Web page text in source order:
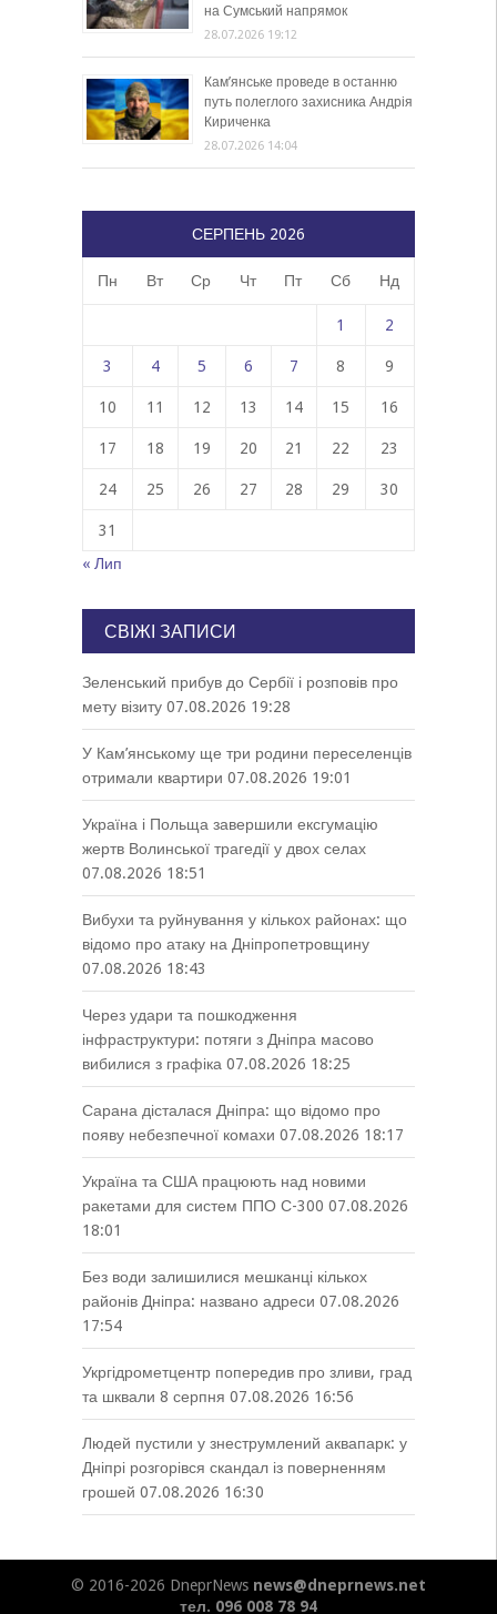
на Сумський напрямок
28.07.2026 19:12
Кам’янське проведе в останню
путь полеглого захисника Андрія
Кириченка
28.07.2026 14:04
СЕРПЕНЬ 2026
Пн Вт Ср Чт Пт Сб Нд
1 2
3 4 5 6 7 8 9
10 11 12 13 14 15 16
17 18 19 20 21 22 23
24 25 26 27 28 29 30
31
« Лип
СВІЖІ ЗАПИСИ
Зеленський прибув до Сербії і розповів про
мету візиту 07.08.2026 19:28
У Кам’янському ще три родини переселенців
отримали квартири 07.08.2026 19:01
Україна і Польща завершили ексгумацію
жертв Волинської трагедії у двох селах
07.08.2026 18:51
Вибухи та руйнування у кількох районах: що
відомо про атаку на Дніпропетровщину
07.08.2026 18:43
Через удари та пошкодження
інфраструктури: потяги з Дніпра масово
вибилися з графіка 07.08.2026 18:25
Сарана дісталася Дніпра: що відомо про
появу небезпечної комахи 07.08.2026 18:17
Україна та США працюють над новими
ракетами для систем ППО С-300 07.08.2026
18:01
Без води залишилися мешканці кількох
районів Дніпра: названо адреси 07.08.2026
17:54
Укргідрометцентр попередив про зливи, град
та шквали 8 серпня 07.08.2026 16:56
Людей пустили у знеструмлений аквапарк: у
Дніпрі розгорівся скандал із поверненням
грошей 07.08.2026 16:30
© 2016-2026 DneprNews news@dneprnews.net
тел. 096 008 78 94